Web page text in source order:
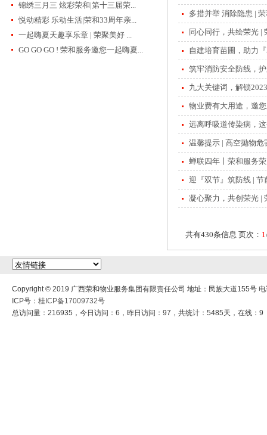
锦绣三月三 炫彩荣和|第十三届荣...
悦动精彩 乐动生活|荣和33周年亲...
一起嗨夏天趣享乐章 | 荣聚美好 ...
GO GO GO ! 荣和服务邀您一起嗨夏...
多措并举 消除隐患 |
同心同行，共绘荣光 |
自建培育苗圃，助力
筑牢消防安全防线，
九大关键词，解锁
物业费有大用途，邀
远离呼吸道传染病，
温馨提示 | 高空抛物
蝉联四年丨荣和服务
迎『双节』筑防线 |
凝心聚力，共创荣光 |
共有430条信息 页次： 1
Copyright © 2019 广西荣和物业服务集团有限责任公司 地址：民族大道155号
ICP号： 桂ICP备17009732号
总访问量：216935，今日访问：6，昨日访问：97，共统计：5485天，在线：9